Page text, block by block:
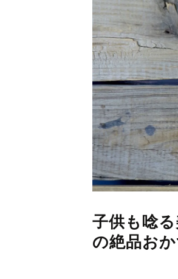
子供も唸
の絶品お